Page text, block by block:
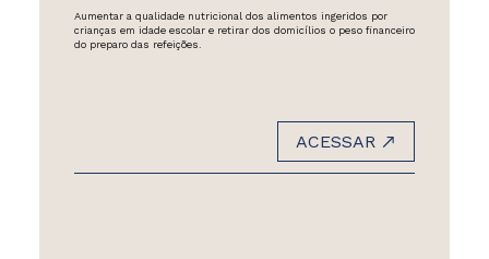
Aumentar a qualidade nutricional dos alimentos ingeridos por
crianças em idade escolar e retirar dos domicílios o peso financeiro
do preparo das refeições.
ACESSAR